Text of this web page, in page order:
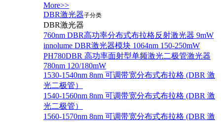
More>>
DBR激光器子分类
DBR激光器
760nm DBR高功率分布式布拉格反射激光器 9mW
innolume DBR激光器模块 1064nm 150-250mW
PH780DBR 高功率面射型单频激光二极管激光器
780nm 120/180mW
1530-1540nm 8nm 可调带宽分布式布拉格 (DBR 激
光二极管）
1540-1560nm 8nm 可调带宽分布式布拉格 (DBR 激
光二极管）
1560-1570nm 8nm 可调带宽分布式布拉格 (DBR 激